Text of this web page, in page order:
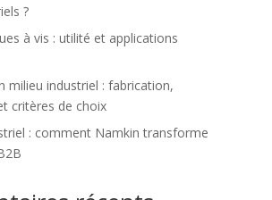
?
à vis : utilité et applications
milieu industriel : fabrication,
critères de choix
: comment Namkin transforme